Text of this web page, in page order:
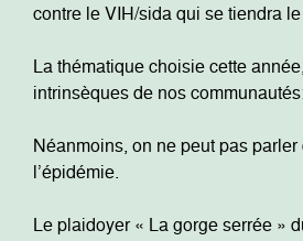
contre le VIH/sida qui se tiendra
La thématique choisie cette
intrinsèques de nos
Néanmoins, on ne peut pas
l’épidémie.
Le plaidoyer « La gorge serrée »